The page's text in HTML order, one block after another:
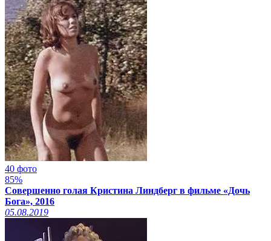
40 фото
85%
Совершенно голая Кристина Линдберг в фильме «Дочь
Бога», 2016
05.08.2019